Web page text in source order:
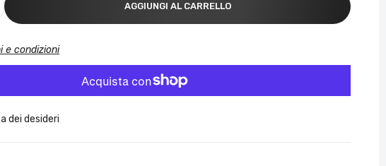
AGGIUNGI AL CARRELLO
e condizioni
dei desideri